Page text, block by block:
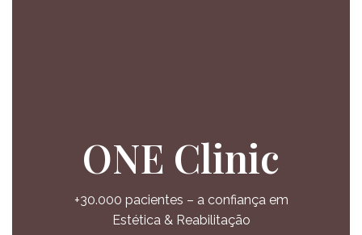
ONE Clinic
+30.000 pacientes – a confiança em
Estética & Reabilitação